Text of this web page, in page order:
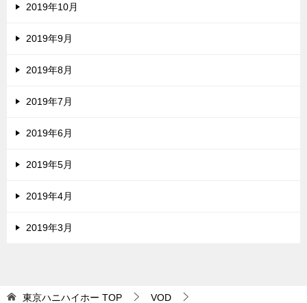
2019年10月
2019年9月
2019年8月
2019年7月
2019年6月
2019年5月
2019年4月
2019年3月
東京ハニハイホー TOP VOD